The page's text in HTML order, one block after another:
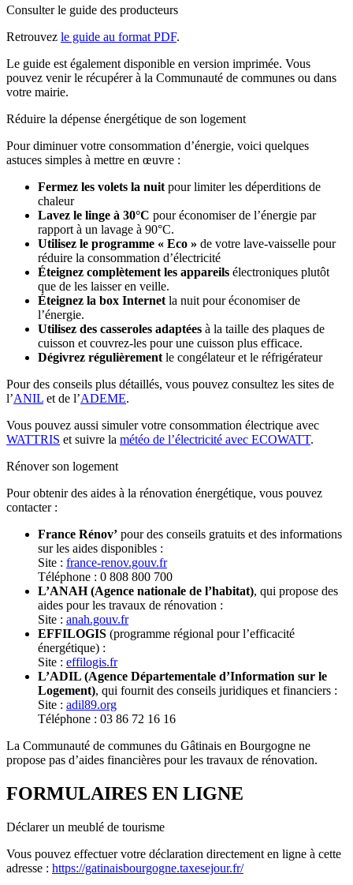
Consulter le guide des producteurs
Retrouvez le guide au format PDF.
Le guide est également disponible en version imprimée. Vous
pouvez venir le récupérer à la Communauté de communes ou dans
votre mairie.
Réduire la dépense énergétique de son logement
Pour diminuer votre consommation d’énergie, voici quelques
astuces simples à mettre en œuvre :
Fermez les volets la nuit pour limiter les déperditions de
chaleur
Lavez le linge à 30°C pour économiser de l’énergie par
rapport à un lavage à 90°C.
Utilisez le programme « Eco » de votre lave-vaisselle pour
réduire la consommation d’électricité
Éteignez complètement les appareils électroniques plutôt
que de les laisser en veille.
Éteignez la box Internet la nuit pour économiser de
l’énergie.
Utilisez des casseroles adaptées à la taille des plaques de
cuisson et couvrez-les pour une cuisson plus efficace.
Dégivrez régulièrement le congélateur et le réfrigérateur
Pour des conseils plus détaillés, vous pouvez consultez les sites de
l’ANIL et de l’ADEME.
Vous pouvez aussi simuler votre consommation électrique avec
WATTRIS et suivre la météo de l’électricité avec ECOWATT.
Rénover son logement
Pour obtenir des aides à la rénovation énergétique, vous pouvez
contacter :
France Rénov’ pour des conseils gratuits et des informations
sur les aides disponibles :
Site : france-renov.gouv.fr
Téléphone : 0 808 800 700
L’ANAH (Agence nationale de l’habitat), qui propose des
aides pour les travaux de rénovation :
Site : anah.gouv.fr
EFFILOGIS (programme régional pour l’efficacité
énergétique) :
Site : effilogis.fr
L’ADIL (Agence Départementale d’Information sur le
Logement), qui fournit des conseils juridiques et financiers :
Site : adil89.org
Téléphone : 03 86 72 16 16
La Communauté de communes du Gâtinais en Bourgogne ne
propose pas d’aides financières pour les travaux de rénovation.
FORMULAIRES EN LIGNE
Déclarer un meublé de tourisme
Vous pouvez effectuer votre déclaration directement en ligne à cette
adresse : https://gatinaisbourgogne.taxesejour.fr/